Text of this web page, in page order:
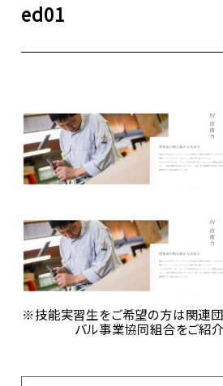
ed01
※技能実習生をご希望の方は関連団
バル事業協同組合をご紹介